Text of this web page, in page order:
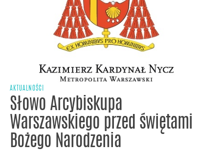
AKTUALNOŚCI
Słowo Arcybiskupa
Warszawskiego przed świętami
Bożego Narodzenia